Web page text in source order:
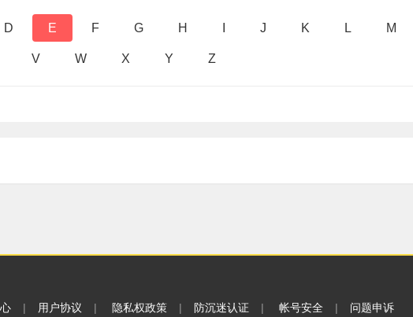
D E F G H J K L M
V W X Y Z
| 用户协议 | 隐私权政策 | 防沉迷认证 | 帐号安全 | 问题申诉